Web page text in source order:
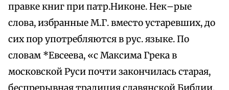
правке книг при патр.Никоне. Нек–рые
слова, избранные М.Г. вместо устаревших, до
сих пор употребляются в рус. языке. По
словам *Евсеева, «с Максима Грека в
московской Руси почти закончилась старая,